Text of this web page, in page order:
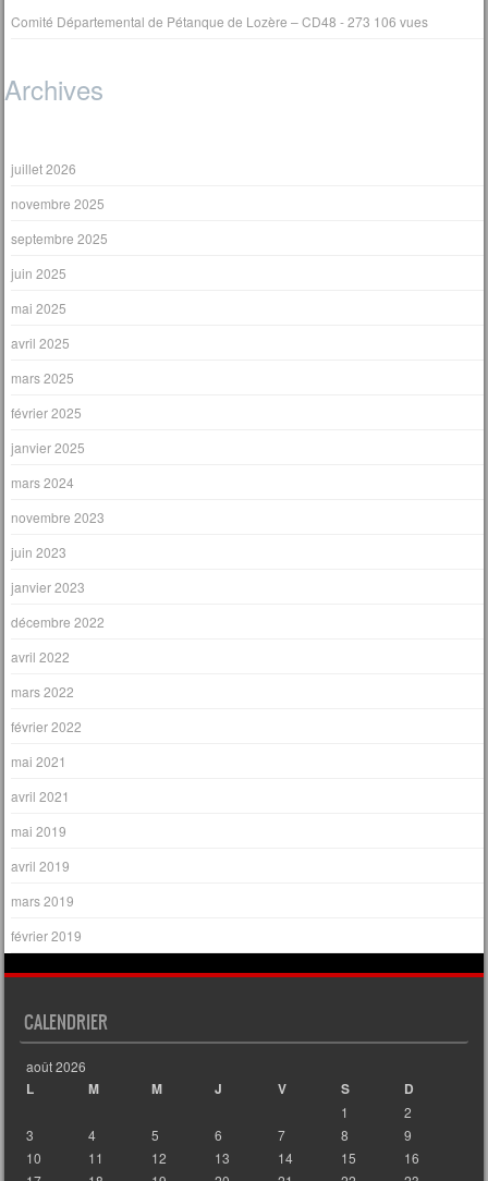
Comité Départemental de Pétanque de Lozère – CD48 - 273 106 vues
Archives
juillet 2026
novembre 2025
septembre 2025
juin 2025
mai 2025
avril 2025
mars 2025
février 2025
janvier 2025
mars 2024
novembre 2023
juin 2023
janvier 2023
décembre 2022
avril 2022
mars 2022
février 2022
mai 2021
avril 2021
mai 2019
avril 2019
mars 2019
février 2019
CALENDRIER
août 2026
L M M J V S D
1
2
3
4 5 6 7 8
9
10
11 12 13 14 15
16